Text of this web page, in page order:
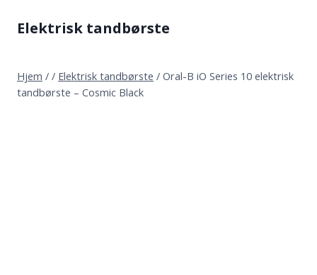
Elektrisk tandbørste
Hjem / / Elektrisk tandbørste / Oral-B iO Series 10 elektrisk
tandbørste – Cosmic Black